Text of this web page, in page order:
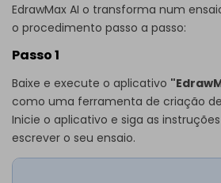
EdrawMax AI o transforma num
o procedimento passo a passo:
Passo 1
Baixe e execute o aplicativo
como uma ferramenta de criação
Inicie o aplicativo e siga as
escrever o seu ensaio.